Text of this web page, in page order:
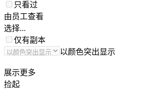
只看过
由员工查看
选择...
仅有副本
以颜色突出显示
展示更多
捡起